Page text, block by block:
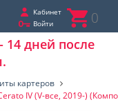
Кабинет
Войти
0
14 дней после
картеров
IV (V-все, 2019-)